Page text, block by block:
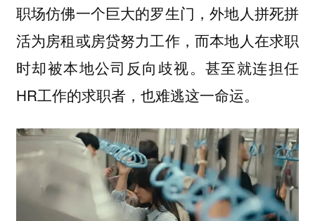
职场仿佛一个巨大的罗生门，外地人拼死拼
活为房租或房贷努力工作，而本地人在求职
时却被本地公司反向歧视。甚至就连担任
HR工作的求职者，也难逃这一命运。